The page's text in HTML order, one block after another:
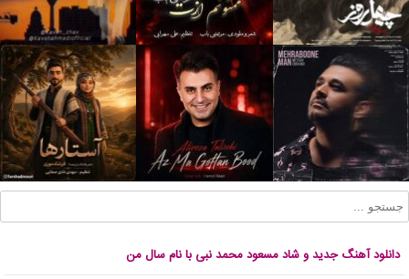
دانلود آهنگ جدید و شاد مسعود محمد نبی با نام سال من